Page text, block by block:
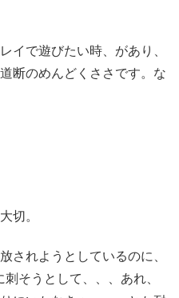
イで遊びたい時、があり、
断のめんどくささです。な
切。
されようとしているのに、
そうとして、、、あれ、